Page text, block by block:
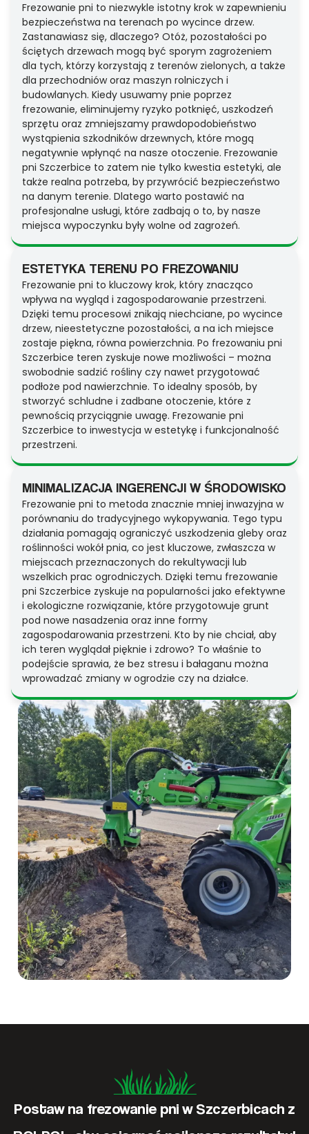
Frezowanie pni to niezwykle istotny krok w zapewnieniu
bezpieczeństwa na terenach po wycince drzew.
Zastanawiasz się, dlaczego? Otóż, pozostałości po
ściętych drzewach mogą być sporym zagrożeniem
dla tych, którzy korzystają z terenów zielonych, a także
dla przechodniów oraz maszyn rolniczych i
budowlanych. Kiedy usuwamy pnie poprzez
frezowanie, eliminujemy ryzyko potknięć, uszkodzeń
sprzętu oraz zmniejszamy prawdopodobieństwo
wystąpienia szkodników drzewnych, które mogą
negatywnie wpłynąć na nasze otoczenie. Frezowanie
pni Szczerbice to zatem nie tylko kwestia estetyki, ale
także realna potrzeba, by przywrócić bezpieczeństwo
na danym terenie. Dlatego warto postawić na
profesjonalne usługi, które zadbają o to, by nasze
miejsca wypoczynku były wolne od zagrożeń.
ESTETYKA TERENU PO FREZOWANIU
Frezowanie pni to kluczowy krok, który znacząco
wpływa na wygląd i zagospodarowanie przestrzeni.
Dzięki temu procesowi znikają niechciane, po wycince
drzew, nieestetyczne pozostałości, a na ich miejsce
zostaje piękna, równa powierzchnia. Po frezowaniu pni
Szczerbice teren zyskuje nowe możliwości – można
swobodnie sadzić rośliny czy nawet przygotować
podłoże pod nawierzchnie. To idealny sposób, by
stworzyć schludne i zadbane otoczenie, które z
pewnością przyciągnie uwagę. Frezowanie pni
Szczerbice to inwestycja w estetykę i funkcjonalność
przestrzeni.
MINIMALIZACJA INGERENCJI W ŚRODOWISKO
Frezowanie pni to metoda znacznie mniej inwazyjna w
porównaniu do tradycyjnego wykopywania. Tego typu
działania pomagają ograniczyć uszkodzenia gleby oraz
roślinności wokół pnia, co jest kluczowe, zwłaszcza w
miejscach przeznaczonych do rekultywacji lub
wszelkich prac ogrodniczych. Dzięki temu frezowanie
pni Szczerbice zyskuje na popularności jako efektywne
i ekologiczne rozwiązanie, które przygotowuje grunt
pod nowe nasadzenia oraz inne formy
zagospodarowania przestrzeni. Kto by nie chciał, aby
ich teren wyglądał pięknie i zdrowo? To właśnie to
podejście sprawia, że bez stresu i bałaganu można
wprowadzać zmiany w ogrodzie czy na działce.
Postaw na frezowanie pni w Szczerbicach z